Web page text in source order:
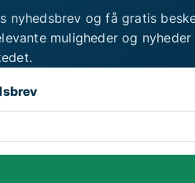
nyhedsbrev og få gratis
muligheder og nyheder